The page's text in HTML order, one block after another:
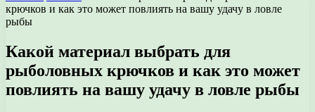
крючков и как это может повлиять на вашу удачу в ловле
рыбы
Какой материал выбрать для
рыболовных крючков и как это может
повлиять на вашу удачу в ловле рыбы